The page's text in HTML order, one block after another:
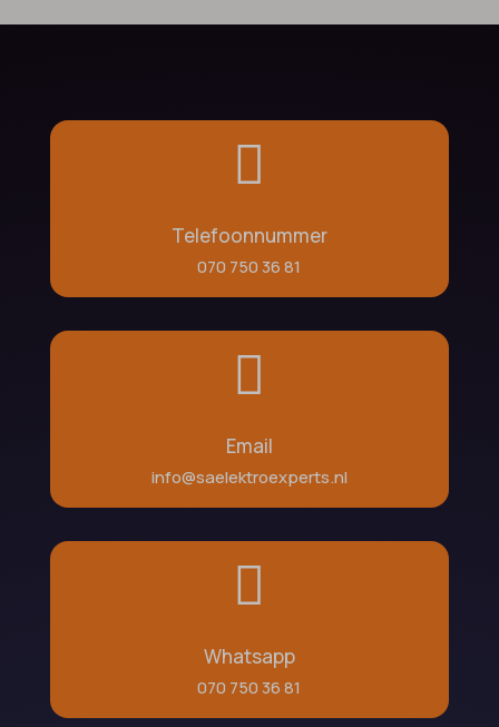

Telefoonnummer
070 750 36 81

Email
info@saelektroexperts.nl

Whatsapp
070 750 36 81